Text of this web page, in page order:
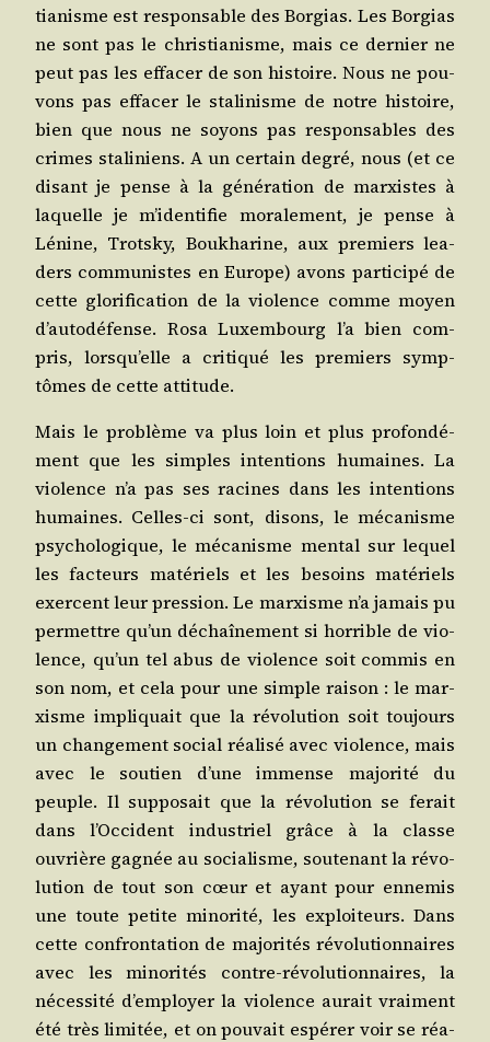
tia­nisme est res­pon­sable des Bor­gias. Les Bor­gias
ne sont pas le chris­tia­nisme, mais ce der­nier ne
peut pas les effa­cer de son his­toire. Nous ne pou­
vons pas effa­cer le sta­li­nisme de notre his­toire,
bien que nous ne soyons pas res­pon­sables des
crimes sta­li­niens. A un cer­tain degré, nous (et ce
disant je pense à la géné­ra­tion de mar­xistes à
laquelle je m’identifie mora­le­ment, je pense à
Lénine, Trots­ky, Bou­kha­rine, aux pre­miers lea­
ders com­mu­nistes en Europe) avons par­ti­ci­pé de
cette glo­ri­fi­ca­tion de la vio­lence comme moyen
d’autodéfense. Rosa Luxem­bourg l’a bien com­
pris, lorsqu’elle a cri­ti­qué les pre­miers symp­
tômes de cette attitude.
Mais le pro­blème va plus loin et plus pro­fon­dé­
ment que les simples inten­tions humaines. La
vio­lence n’a pas ses racines dans les inten­tions
humaines. Celles-ci sont, disons, le méca­nisme
psy­cho­lo­gique, le méca­nisme men­tal sur lequel
les fac­teurs maté­riels et les besoins maté­riels
exercent leur pres­sion. Le mar­xisme n’a jamais pu
per­mettre qu’un déchaî­ne­ment si hor­rible de vio­
lence, qu’un tel abus de vio­lence soit com­mis en
son nom, et cela pour une simple rai­son : le mar­
xisme impli­quait que la révo­lu­tion soit tou­jours
un chan­ge­ment social réa­li­sé avec vio­lence, mais
avec le sou­tien d’une immense majo­ri­té du
peuple. Il sup­po­sait que la révo­lu­tion se ferait
dans l’Occident indus­triel grâce à la classe
ouvrière gagnée au socia­lisme, sou­te­nant la révo­
lu­tion de tout son cœur et ayant pour enne­mis
une toute petite mino­ri­té, les exploi­teurs. Dans
cette confron­ta­tion de majo­ri­tés révo­lu­tion­naires
avec les mino­ri­tés contre-révo­lu­tion­naires, la
néces­si­té d’employer la vio­lence aurait vrai­ment
été très limi­tée, et on pou­vait espé­rer voir se réa­